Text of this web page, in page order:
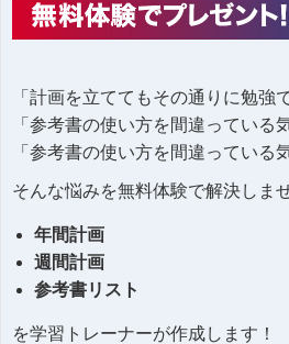
「計画を立ててもその通りに勉強
「参考書の使い方を間違っている
「参考書の使い方を間違っている
そんな悩みを無料体験で解決しま
年間計画
週間計画
参考書リスト
を学習トレーナーが作成します！